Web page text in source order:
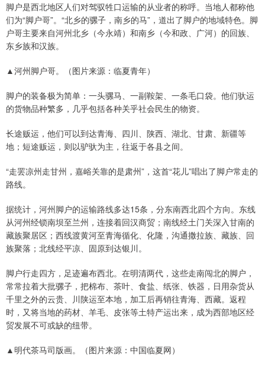
脚户是西北地区人们对驾驭牲口运输的从业者的称呼。当地人都称他
们为“脚户哥”。“北乡的骡子，南乡的马”，道出了脚户的地域特色。脚
户哥主要来自河州北乡（今永靖）和南乡（今和政、广河）的回族、
东乡族和汉族。
▲河州脚户哥。（图片来源：临夏青年）
脚户的装备极为简单：一头骡马、一副鞍架、一条毛口袋。他们驮运
的货物品种繁多，几乎包括各种关乎社会民生的物资。
长途贩运，他们可以到达青海、四川、陕西、湖北、甘肃、新疆等
地；短途贩运，则以驴驮为主，往返于各县之间。
“走罢凉州走甘州，嘉峪关靠的是肃州”，这首“花儿”唱出了脚户常走的
路线。
据统计，河州脚户的运输路线多达15条，分东南西北四个方向。东线
从河州经锁南坝至兰州，连接着回汉商贸；南线经土门关深入甘南的
藏族聚居区；西线渡黄河至青海循化、化隆，沟通撒拉族、藏族、回
族聚落；北线经平凉、固原到达银川。
脚户行走四方，足迹遍布西北。在明清两代，这些走南闯北的脚户，
常常拉着大批骡子，把棉布、茶叶、食盐、纸张、铁器，日用杂货从
千里之外的云贵、川陕运至本地，加工后再销往青海、西藏。返程
时，又将当地的药材、羊毛、皮张等土特产运出来，成为西部地区经
贸发展不可或缺的纽带。
▲明代茶马司版画。（图片来源：中国临夏网）